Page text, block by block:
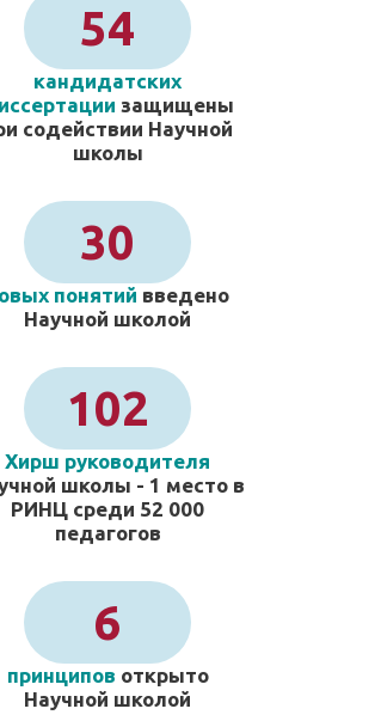
54
кандидатских
защищены
содействии Научной
школы
30
понятий введено
Научной школой
102
Хирш руководителя
школы - 1 место в
РИНЦ среди 52 000
педагогов
6
принципов открыто
Научной школой